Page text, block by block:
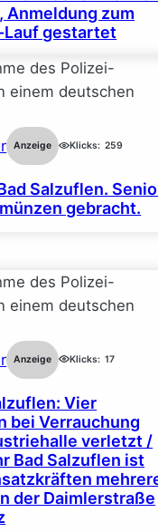
Anmeldung zum
Lauf gestartet
Anzeige Klicks: 259
Salzuflen.
gebracht.
Anzeige Klicks: 17
Vier
bei Verrauchung
verletzt /
Bad Salzuflen ist
der Daimlerstraße